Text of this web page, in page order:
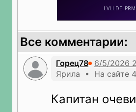
Все комментарии:
Горец78
Ярила • На сайте
Капитан